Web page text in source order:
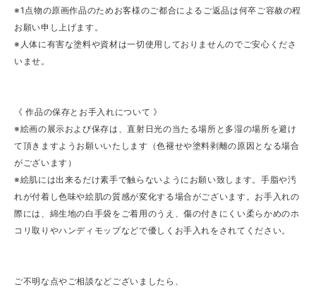
※1点物の原画作品のためお客様のご都合によるご返品は何卒ご容赦の程
お願い申し上げます。
※人体に有害な塗料や資材は一切使用しておりませんのでご安心くださ
いませ。
《 作品の保存とお手入れについて 》
※絵画の展示および保存は、直射日光の当たる場所と多湿の場所を避け
て頂きますようお願いいたします（色褪せや塗料剥離の原因となる場合
がございます）
※絵肌には出来るだけ素手で触らないようにお願い致します。手脂や汚
れが付着し色味や絵肌の質感が変化する場合がございます。お手入れの
際には、綿生地の白手袋をご着用のうえ、傷の付きにくい柔らかめのホ
コリ取りやハンディモップなどで優しくお手入れをされてください。
ご不明な点やご相談などございましたら、